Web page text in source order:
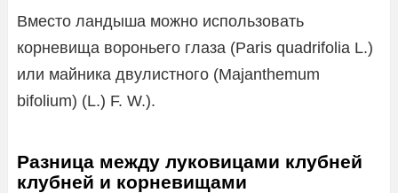
Вместо ландыша можно использовать
корневища вороньего глаза (Paris quadrifolia L.)
или майника двулистного (Majanthemum
bifolium) (L.) F. W.).
Разница между луковицами клубней
клубней и корневищами